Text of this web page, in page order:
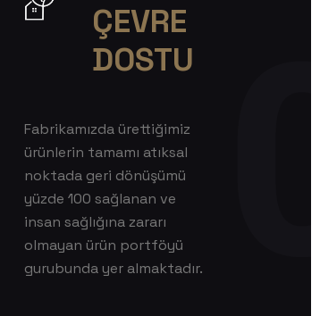
ÇEVRE
DOSTU
Fabrikamızda ürettiğimiz
ürünlerin tamamı atıksal
noktada geri dönüşümü
yüzde 100 sağlanan ve
insan sağlığına zararı
olmayan ürün portföyü
gurubunda yer almaktadır.